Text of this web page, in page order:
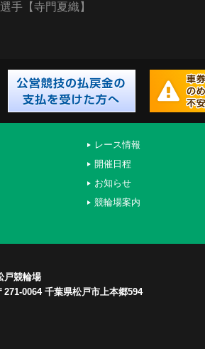
手【寺門夏織】
レース情報
開催日程
お知らせ
競輪場案内
戸競輪場
271-0064 千葉県松戸市上本郷594